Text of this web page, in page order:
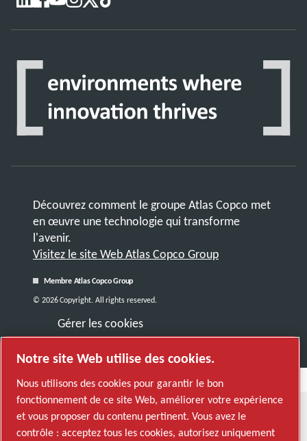
Découvrez comment le groupe Atlas Copco met
en œuvre une technologie qui transforme
l'avenir.
Visitez le site Web Atlas Copco Group
Membre Atlas Copco Group
Gérer les cookies
© 2026 Copyright. All rights reserved.
Notre site Web utilise des cookies.
Nous utilisons des cookies pour garantir le bon
fonctionnement de ce site Web, améliorer votre expérience
et vous proposer du contenu pertinent. Vous avez le
contrôle : acceptez tous les cookies, autorisez uniquement